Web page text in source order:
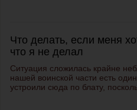
Что делать, если меня
что я не делал
Ситуация сложилась крайне
нашей воинской части есть
устроили сюда по блату,